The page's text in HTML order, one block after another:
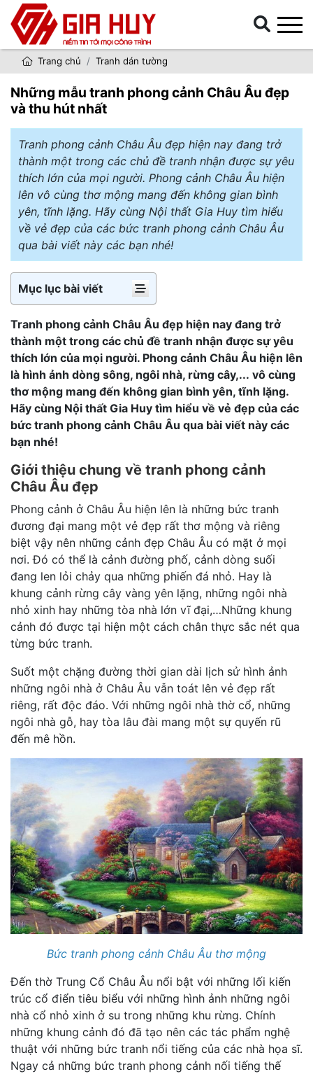
Trang chủ Tranh dán tường
Những mẫu tranh phong cảnh Châu Âu đẹp
và thu hút nhất
Tranh phong cảnh Châu Âu đẹp hiện nay đang trở
thành một trong các chủ đề tranh nhận được sự yêu
thích lớn của mọi người. Phong cảnh Châu Âu hiện
lên vô cùng thơ mộng mang đến không gian bình
yên, tĩnh lặng. Hãy cùng Nội thất Gia Huy tìm hiểu
về vẻ đẹp của các bức tranh phong cảnh Châu Âu
qua bài viết này các bạn nhé!
Mục lục bài viết
Tranh phong cảnh Châu Âu đẹp hiện nay đang trở
thành một trong các chủ đề tranh nhận được sự yêu
thích lớn của mọi người. Phong cảnh Châu Âu hiện lên
là hình ảnh dòng sông, ngôi nhà, rừng cây,... vô cùng
thơ mộng mang đến không gian bình yên, tĩnh lặng.
Hãy cùng Nội thất Gia Huy tìm hiểu về vẻ đẹp của các
bức tranh phong cảnh Châu Âu qua bài viết này các
bạn nhé!
Giới thiệu chung về tranh phong cảnh
Châu Âu đẹp
Phong cảnh ở Châu Âu hiện lên là những bức tranh
đương đại mang một vẻ đẹp rất thơ mộng và riêng
biệt vậy nên những cảnh đẹp Châu Âu có mặt ở mọi
nơi. Đó có thể là cảnh đường phố, cảnh dòng suối
đang len lỏi chảy qua những phiến đá nhỏ. Hay là
khung cảnh rừng cây vàng yên lặng, những ngôi nhà
nhỏ xinh hay những tòa nhà lớn vĩ đại,…Những khung
cảnh đó được tại hiện một cách chân thực sắc nét qua
từng bức tranh.
Suốt một chặng đường thời gian dài lịch sử hình ảnh
những ngôi nhà ở Châu Âu vẫn toát lên vẻ đẹp rất
riêng, rất độc đáo. Với những ngôi nhà thờ cổ, những
ngôi nhà gỗ, hay tòa lâu đài mang một sự quyến rũ
đến mê hồn.
Bức tranh phong cảnh Châu Âu thơ mộng
Đến thờ Trung Cổ Châu Âu nổi bật với những lối kiến
trúc cổ điển tiêu biểu với những hình ảnh những ngôi
nhà cổ nhỏ xinh ở su trong những khu rừng. Chính
những khung cảnh đó đã tạo nên các tác phẩm nghệ
thuật với những bức tranh nổi tiếng của các nhà họa sĩ.
Ngay cả những bức tranh phong cảnh nối tiếng thế